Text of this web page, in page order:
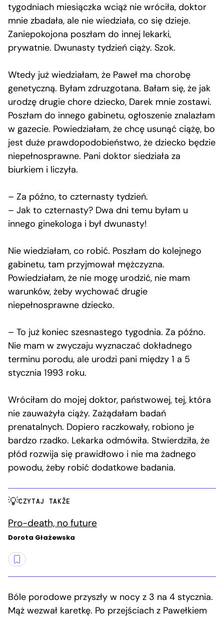
tygodniach miesiączka wciąż nie wróciła, doktor
mnie zbadała, ale nie wiedziała, co się dzieje.
Zaniepokojona poszłam do innej lekarki,
prywatnie. Dwunasty tydzień ciąży. Szok.
Wtedy już wiedziałam, że Paweł ma chorobę
genetyczną. Byłam zdruzgotana. Bałam się, że jak
urodzę drugie chore dziecko, Darek mnie zostawi.
Poszłam do innego gabinetu, ogłoszenie znalazłam
w gazecie. Powiedziałam, że chcę usunąć ciążę, bo
jest duże prawdopodobieństwo, że dziecko będzie
niepełnosprawne. Pani doktor siedziała za
biurkiem i liczyła.
– Za późno, to czternasty tydzień.
– Jak to czternasty? Dwa dni temu byłam u
innego ginekologa i był dwunasty!
Nie wiedziałam, co robić. Poszłam do kolejnego
gabinetu, tam przyjmował mężczyzna.
Powiedziałam, że nie mogę urodzić, nie mam
warunków, żeby wychować drugie
niepełnosprawne dziecko.
– To już koniec szesnastego tygodnia. Za późno.
Nie mam w zwyczaju wyznaczać dokładnego
terminu porodu, ale urodzi pani między 1 a 5
stycznia 1993 roku.
Wróciłam do mojej doktor, państwowej, tej, która
nie zauważyła ciąży. Zażądałam badań
prenatalnych. Dopiero raczkowały, robiono je
bardzo rzadko. Lekarka odmówiła. Stwierdziła, że
płód rozwija się prawidłowo i nie ma żadnego
powodu, żeby robić dodatkowe badania.
CZYTAJ TAKŻE
Pro-death, no future
Dorota Głażewska
Bóle porodowe przyszły w nocy z 3 na 4 stycznia.
Mąż wezwał karetkę. Po przejściach z Pawełkiem